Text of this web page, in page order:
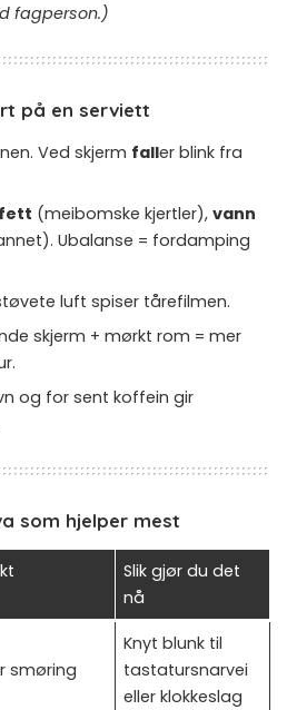
fagperson.)
på en serviett
Ved skjerm faller blink fra
fett (meibomske kjertler), vann
Ubalanse = fordamping
luft spiser tårefilmen.
skjerm + mørkt rom = mer
og for sent koffein gir
som hjelper mest
Slik gjør du det
nå
smøring
Knyt blunk til
tastatursnarvei
eller klokkeslag